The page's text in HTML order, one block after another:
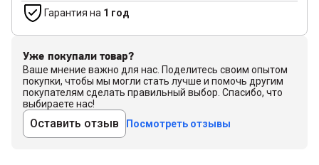
Гарантия на 1 год
Уже покупали товар?
Ваше мнение важно для нас. Поделитесь своим опытом
покупки, чтобы мы могли стать лучше и помочь другим
покупателям сделать правильный выбор. Спасибо, что
выбираете нас!
Оставить отзыв Посмотреть отзывы